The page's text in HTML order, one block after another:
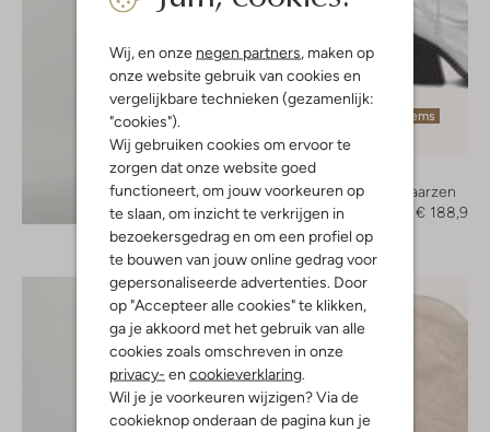
Wij, en onze negen partners, maken op
onze website gebruik van cookies en
vergelijkbare technieken (gezamenlijk:
"cookies").
Wij gebruiken cookies om ervoor te
zorgen dat onze website goed
functioneert, om jouw voorkeuren op
te slaan, om inzicht te verkrijgen in
bezoekersgedrag en om een profiel op
te bouwen van jouw online gedrag voor
gepersonaliseerde advertenties. Door
op "Accepteer alle cookies" te klikken,
ga je akkoord met het gebruik van alle
cookies zoals omschreven in onze
privacy- en cookieverklaring.
Wil je je voorkeuren wijzigen? Via de
cookieknop onderaan de pagina kun je
Ontdek de look
Laatste items
Cowboylaarzen
€ 188,95